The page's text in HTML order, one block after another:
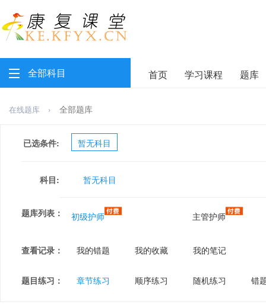
首页 学习课程 题库
全部科目
在线题库 › 全部题库
已选条件: 暂无科目
科目: 暂无科目
题库列表： 初级护师 主管护师
查看记录： 我的错题 我的收藏 我的笔记
题目练习： 章节练习 顺序练习 随机练习 错